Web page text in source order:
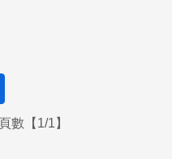
數【1/1】